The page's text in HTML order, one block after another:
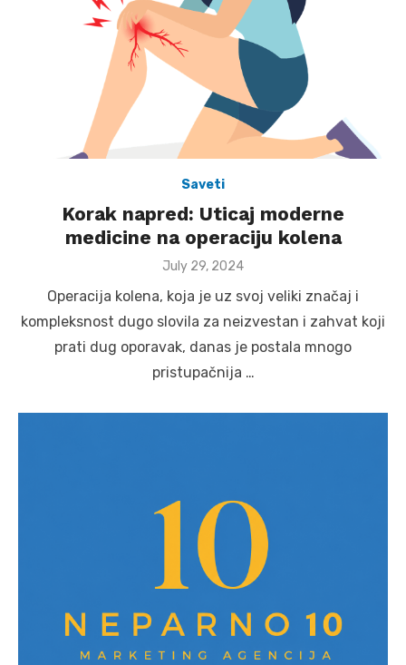
Saveti
Korak napred: Uticaj moderne
medicine na operaciju kolena
Posted
July 29, 2024
Operacija kolena, koja je uz svoj veliki značaj i
kompleksnost dugo slovila za neizvestan i zahvat koji
prati dug oporavak, danas je postala mnogo
pristupačnija …